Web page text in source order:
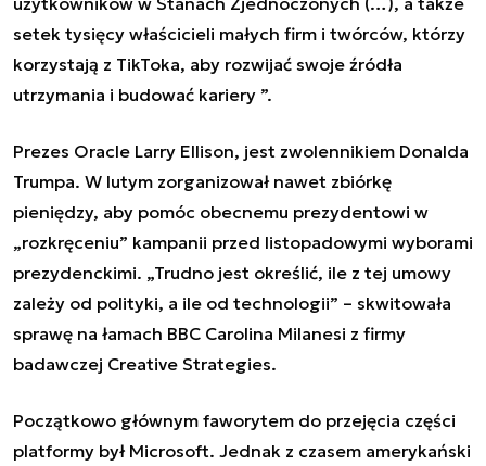
setek tysięcy właścicieli małych firm i twórców, którzy
korzystają z TikToka, aby rozwijać swoje źródła
utrzymania i budować kariery ”.
Prezes Oracle Larry Ellison, jest zwolennikiem Donalda
Trumpa. W lutym zorganizował nawet zbiórkę
pieniędzy, aby pomóc obecnemu prezydentowi w
„rozkręceniu” kampanii przed listopadowymi wyborami
prezydenckimi. „Trudno jest określić, ile z tej umowy
zależy od polityki, a ile od technologii” – skwitowała
sprawę na łamach BBC Carolina Milanesi z firmy
badawczej Creative Strategies.
Początkowo głównym faworytem do przejęcia części
platformy był Microsoft. Jednak z czasem amerykański